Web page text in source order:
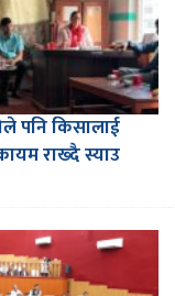
पनि किसालाई
राख्दै स्याउ